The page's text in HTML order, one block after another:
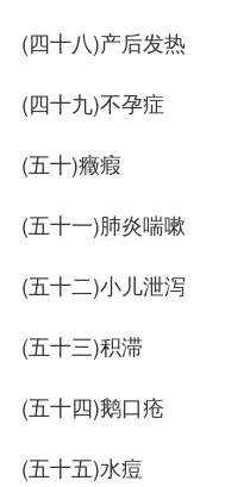
(四十八)产后发热
(四十九)不孕症
(五十)癥瘕
(五十一)肺炎喘嗽
(五十二)小儿泄泻
(五十三)积滞
(五十四)鹅口疮
(五十五)水痘